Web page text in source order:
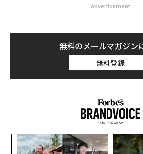
advertisement
無料のメールマガジン
無料登録